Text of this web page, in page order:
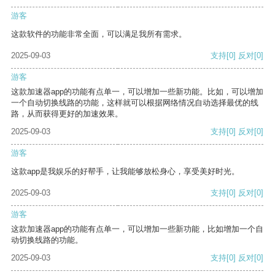
游客
这款软件的功能非常全面，可以满足我所有需求。
2025-09-03 支持[0] 反对[0]
游客
这款加速器app的功能有点单一，可以增加一些新功能。比如，可以增加
一个自动切换线路的功能，这样就可以根据网络情况自动选择最优的线
路，从而获得更好的加速效果。
2025-09-03
支持[0] 反对[0]
游客
这款app是我娱乐的好帮手，让我能够放松身心，享受美好时光。
2025-09-03 支持[0] 反对[0]
游客
这款加速器app的功能有点单一，可以增加一些新功能，比如增加一个自
动切换线路的功能。
2025-09-03
支持[0] 反对[0]